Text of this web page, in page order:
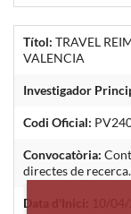
Títol: TRAVEL
VALENCIA
Investigador
Codi Oficial:
Convocatòria:
directes de
Data d'Inici: